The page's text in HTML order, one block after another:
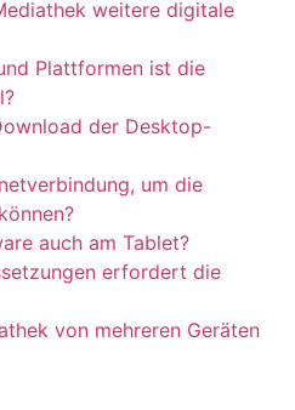
weitere digitale
Plattformen ist die
der Desktop-
um die
auch am Tablet?
erfordert die
von mehreren Geräten